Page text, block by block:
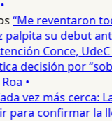
“Me reventaron
su debut
Conce,
decisión por
•
vez más cerca:
para confirmar la